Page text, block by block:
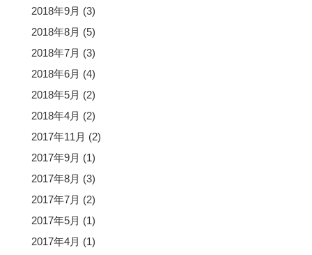
2018年9月 (3)
2018年8月 (5)
2018年7月 (3)
2018年6月 (4)
2018年5月 (2)
2018年4月 (2)
2017年11月 (2)
2017年9月 (1)
2017年8月 (3)
2017年7月 (2)
2017年5月 (1)
2017年4月 (1)